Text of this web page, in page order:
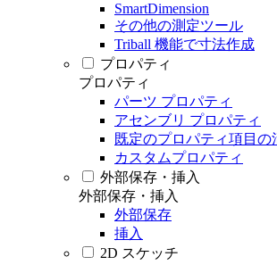
SmartDimension
その他の測定ツール
Triball 機能で寸法作成
プロパティ
プロパティ
パーツ プロパティ
アセンブリ プロパティ
既定のプロパティ項目の
カスタムプロパティ
外部保存・挿入
外部保存・挿入
外部保存
挿入
2D スケッチ